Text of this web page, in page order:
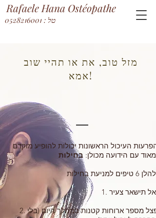
Rafaele Hana Ostéopathe
טל : 0528216001
מזל טוב, את או תהיי שוב
אמא!
הפרעות העיכול הראשונות יכולות להופיע מוקדם
מאוד עם הידועה מכולן:
2. פצל מספר ארוחות קטנות במהלך היום (בלי